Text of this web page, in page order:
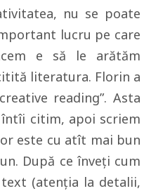
nu se poate
lucru pe care
e să le arătăm
literatura. Florin a
reading”. Asta
citim, apoi scriem
este cu atît mai bun
După ce înveţi cum
(atenţia la detalii,